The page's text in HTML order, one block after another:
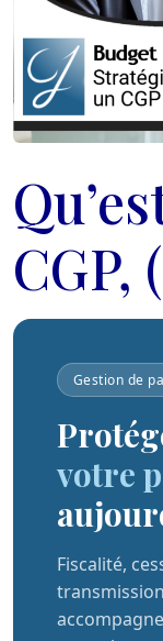
CGP,
Gestion de
votre
Fiscalité,